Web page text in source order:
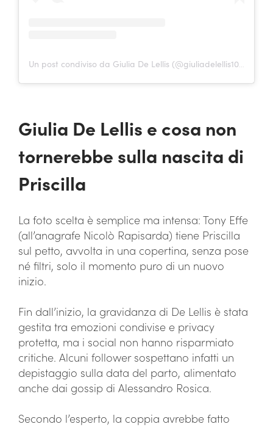
Giulia De Lellis e cosa non
tornerebbe sulla nascita di
Priscilla
La foto scelta è semplice ma intensa: Tony Effe
(all’anagrafe Nicolò Rapisarda) tiene Priscilla
sul petto, avvolta in una copertina, senza pose
né filtri, solo il momento puro di un nuovo
inizio.
Fin dall’inizio, la gravidanza di De Lellis è stata
gestita tra emozioni condivise e privacy
protetta, ma i social non hanno risparmiato
critiche. Alcuni follower sospettano infatti un
depistaggio sulla data del parto, alimentato
anche dai gossip di Alessandro Rosica.
Secondo l’esperto, la coppia avrebbe fatto